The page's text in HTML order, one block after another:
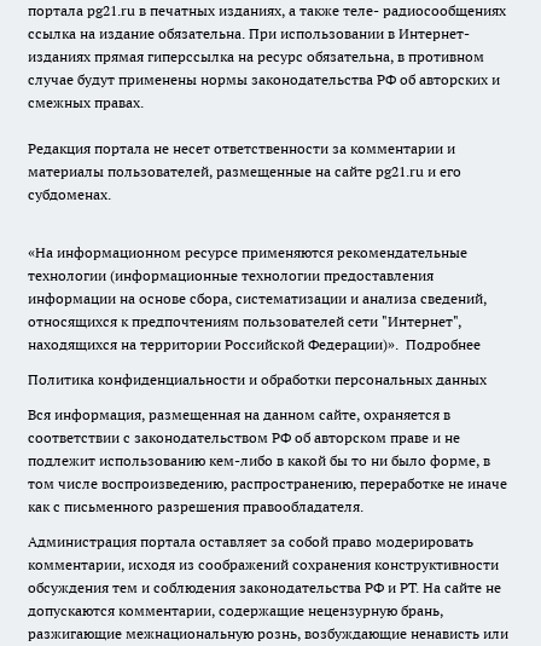
портала pg21.ru в печатных изданиях, а также теле- радиосообщениях
ссылка на издание обязательна. При использовании в Интернет-
изданиях прямая гиперссылка на ресурс обязательна, в противном
случае будут применены нормы законодательства РФ об авторских и
смежных правах.
Редакция портала не несет ответственности за комментарии и
материалы пользователей, размещенные на сайте pg21.ru и его
субдоменах.
«На информационном ресурсе применяются рекомендательные
технологии (информационные технологии предоставления
информации на основе сбора, систематизации и анализа сведений,
относящихся к предпочтениям пользователей сети "Интернет",
находящихся на территории Российской Федерации)». Подробнее
Политика конфиденциальности и обработки персональных данных
Вся информация, размещенная на данном сайте, охраняется в
соответствии с законодательством РФ об авторском праве и не
подлежит использованию кем-либо в какой бы то ни было форме, в
том числе воспроизведению, распространению, переработке не иначе
как с письменного разрешения правообладателя.
Администрация портала оставляет за собой право модерировать
комментарии, исходя из соображений сохранения конструктивности
обсуждения тем и соблюдения законодательства РФ и РТ. На сайте не
допускаются комментарии, содержащие нецензурную брань,
разжигающие межнациональную рознь, возбуждающие ненависть или